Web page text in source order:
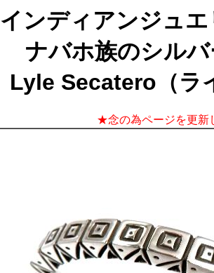
インディアンジュ
ナバホ族のシル
Lyle Secatero（ラ
★念の為ページを更新